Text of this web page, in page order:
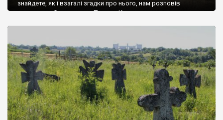
знайдете, як і взагалі згадки про нього, нам розповів
мешканець Самгородка. Палац у Красному вразив не лише